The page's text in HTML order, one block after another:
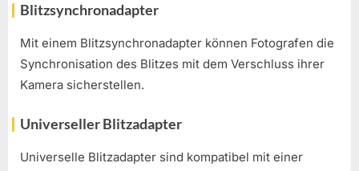
Blitzsynchronadapter
Mit einem Blitzsynchronadapter können Fotografen die
Synchronisation des Blitzes mit dem Verschluss ihrer
Kamera sicherstellen.
Universeller Blitzadapter
Universelle Blitzadapter sind kompatibel mit einer